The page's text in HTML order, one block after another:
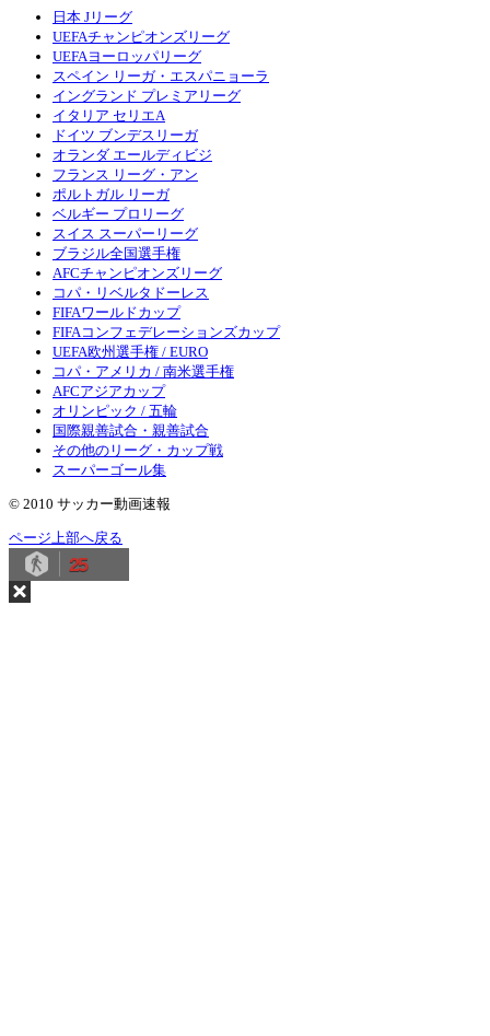
日本 Jリーグ
UEFAチャンピオンズリーグ
UEFAヨーロッパリーグ
スペイン リーガ・エスパニョーラ
イングランド プレミアリーグ
イタリア セリエA
ドイツ ブンデスリーガ
オランダ エールディビジ
フランス リーグ・アン
ポルトガル リーガ
ベルギー プロリーグ
スイス スーパーリーグ
ブラジル全国選手権
AFCチャンピオンズリーグ
コパ・リベルタドーレス
FIFAワールドカップ
FIFAコンフェデレーションズカップ
UEFA欧州選手権 / EURO
コパ・アメリカ / 南米選手権
AFCアジアカップ
オリンピック / 五輪
国際親善試合・親善試合
その他のリーグ・カップ戦
スーパーゴール集
© 2010 サッカー動画速報
ページ上部へ戻る
25